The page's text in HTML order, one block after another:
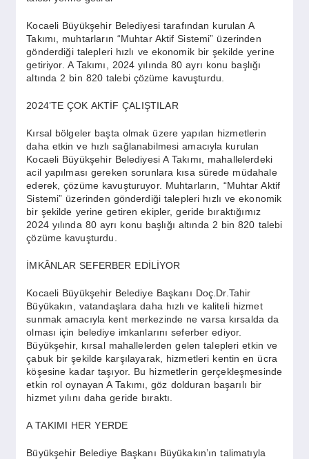
EĞITIM
EKONOMI
DÜNYA
SAĞLIK
SPOR
Kocaeli Büyükşehir Belediyesi tarafından kurulan A
Takımı, muhtarların “Muhtar Aktif Sistemi” üzerinden
gönderdiği talepleri hızlı ve ekonomik bir şekilde yerine
getiriyor. A Takımı, 2024 yılında 80 ayrı konu başlığı
altında 2 bin 820 talebi çözüme kavuşturdu.
2024’TE ÇOK AKTİF ÇALIŞTILAR
Kırsal bölgeler başta olmak üzere yapılan hizmetlerin
daha etkin ve hızlı sağlanabilmesi amacıyla kurulan
Kocaeli Büyükşehir Belediyesi A Takımı, mahallelerdeki
acil yapılması gereken sorunlara kısa sürede müdahale
ederek, çözüme kavuşturuyor. Muhtarların, “Muhtar Aktif
Sistemi” üzerinden gönderdiği talepleri hızlı ve ekonomik
bir şekilde yerine getiren ekipler, geride bıraktığımız
2024 yılında 80 ayrı konu başlığı altında 2 bin 820 talebi
çözüme kavuşturdu.
İMKÂNLAR SEFERBER EDİLİYOR
Kocaeli Büyükşehir Belediye Başkanı Doç.Dr.Tahir
Büyükakın, vatandaşlara daha hızlı ve kaliteli hizmet
sunmak amacıyla kent merkezinde ne varsa kırsalda da
olması için belediye imkanlarını seferber ediyor.
Büyükşehir, kırsal mahallelerden gelen talepleri etkin ve
çabuk bir şekilde karşılayarak, hizmetleri kentin en ücra
köşesine kadar taşıyor. Bu hizmetlerin gerçekleşmesinde
etkin rol oynayan A Takımı, göz dolduran başarılı bir
hizmet yılını daha geride bıraktı.
A TAKIMI HER YERDE
Büyükşehir Belediye Başkanı Büyükakın’ın talimatıyla